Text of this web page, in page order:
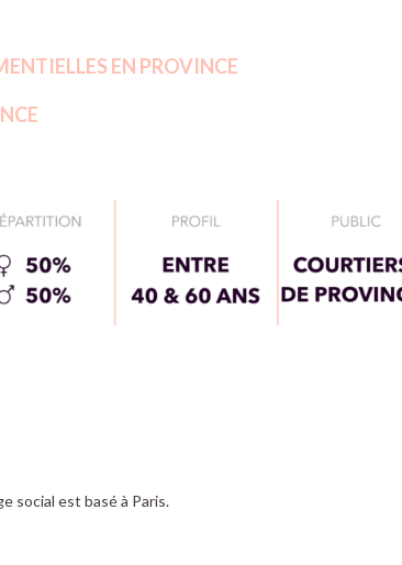
EN PROVINCE
social est basé à Paris.